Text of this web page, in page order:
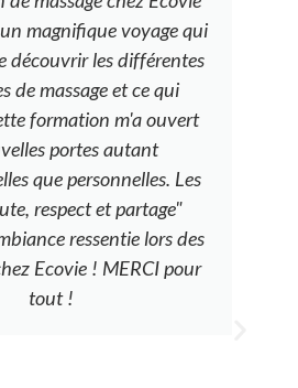
magnifique voyage qui
découvrir les différentes
de massage et ce qui
formation m'a ouvert
portes autant
que personnelles. Les
respect et partage"
ressentie lors des
Ecovie ! MERCI pour
tout !